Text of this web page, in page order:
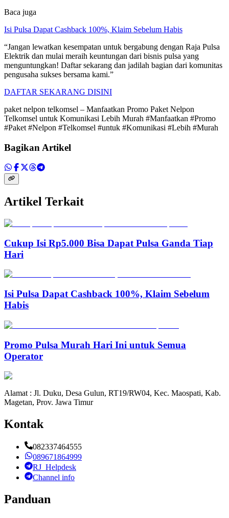
Baca juga
Isi Pulsa Dapat Cashback 100%, Klaim Sebelum Habis
“Jangan lewatkan kesempatan untuk bergabung dengan Raja Pulsa
Elektrik dan mulai meraih keuntungan dari bisnis pulsa yang
menguntungkan! Daftar sekarang dan jadilah bagian dari komunitas
pengusaha sukses bersama kami.”
DAFTAR SEKARANG DISINI
paket nelpon telkomsel – Manfaatkan Promo Paket Nelpon
Telkomsel untuk Komunikasi Lebih Murah #Manfaatkan #Promo
#Paket #Nelpon #Telkomsel #untuk #Komunikasi #Lebih #Murah
Bagikan Artikel
Artikel Terkait
Cukup Isi Rp5.000 Bisa Dapat Pulsa Ganda Tiap
Hari
Isi Pulsa Dapat Cashback 100%, Klaim Sebelum
Habis
Promo Pulsa Murah Hari Ini untuk Semua
Operator
Alamat : Jl. Duku, Desa Gulun, RT19/RW04, Kec. Maospati, Kab.
Magetan, Prov. Jawa Timur
Kontak
082337464555
089671864999
RJ_Helpdesk
Channel info
Panduan